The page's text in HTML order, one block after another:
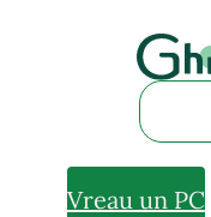
Vreau un PC